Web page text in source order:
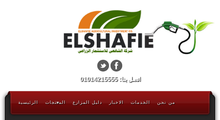
اتصل بنا: 01014215555
الرئيسية المنتجات دليل المزارع الاخبار الخدمات من نحن